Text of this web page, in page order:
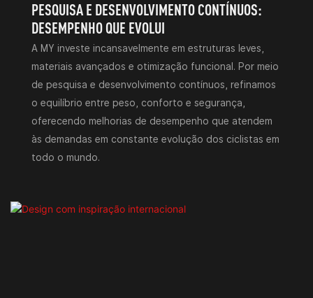
PESQUISA E DESENVOLVIMENTO CONTÍNUOS:
DESEMPENHO QUE EVOLUI
A MY investe incansavelmente em estruturas leves,
materiais avançados e otimização funcional. Por meio
de pesquisa e desenvolvimento contínuos, refinamos
o equilíbrio entre peso, conforto e segurança,
oferecendo melhorias de desempenho que atendem
às demandas em constante evolução dos ciclistas em
todo o mundo.